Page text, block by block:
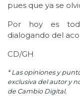
pues que ya se
Por hoy es
dialogando del
CD/GH
* Las opiniones y
exclusiva del autor y
de Cambio Digital.